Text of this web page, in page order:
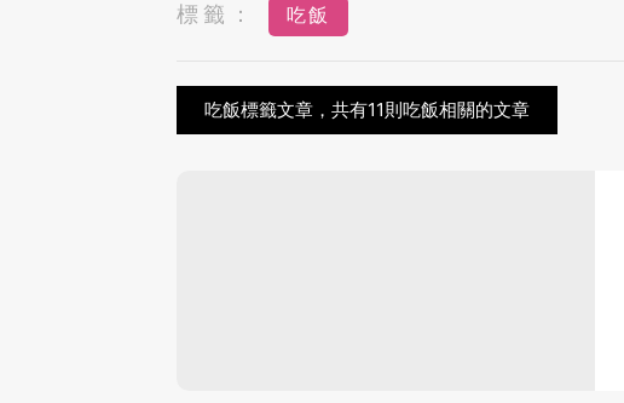
標籤： 吃飯
吃飯標籤文章，共有11則吃飯相關的文章